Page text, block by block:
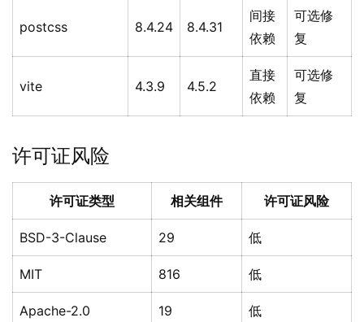
postcss 8.4.24 8.4.31
间接
依赖
可选修
复
vite 4.3.9 4.5.2
直接
依赖
可选修
复
许可证风险
许可证类型 相关组件 许可证风险
BSD-3-Clause 29 低
MIT 816 低
Apache-2.0 19 低